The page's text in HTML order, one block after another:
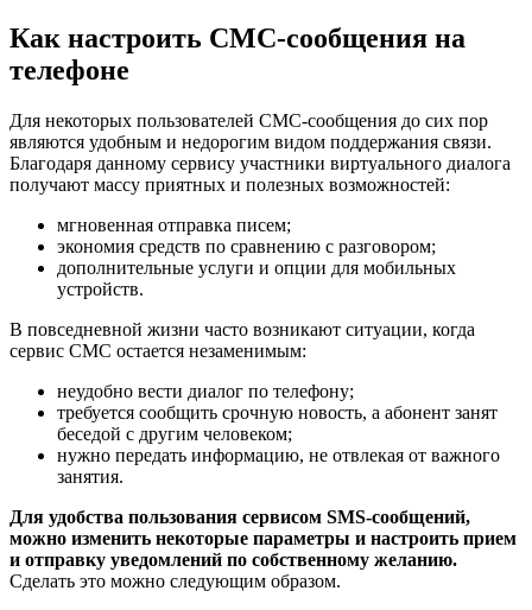
Как настроить СМС-сообщения на
телефоне
Для некоторых пользователей СМС-сообщения до сих пор
являются удобным и недорогим видом поддержания связи.
Благодаря данному сервису участники виртуального диалога
получают массу приятных и полезных возможностей:
мгновенная отправка писем;
экономия средств по сравнению с разговором;
дополнительные услуги и опции для мобильных
устройств.
В повседневной жизни часто возникают ситуации, когда
сервис СМС остается незаменимым:
неудобно вести диалог по телефону;
требуется сообщить срочную новость, а абонент занят
беседой с другим человеком;
нужно передать информацию, не отвлекая от важного
занятия.
Для удобства пользования сервисом SMS-сообщений,
можно изменить некоторые параметры и настроить прием
и отправку уведомлений по собственному желанию.
Сделать это можно следующим образом.